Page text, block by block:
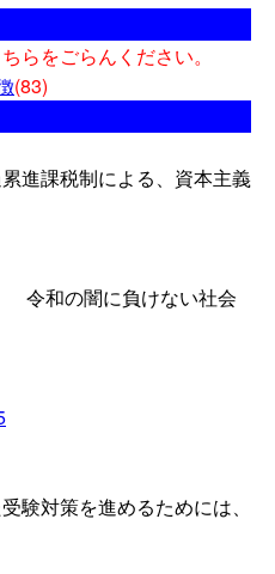
らをごらんください。
(83)
進課税制による、資本主義
の闇に負けない社会
験対策を進めるためには、